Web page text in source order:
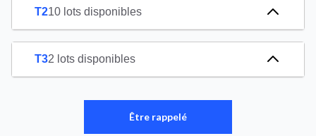
T210 lots disponibles
T32 lots disponibles
Être rappelé